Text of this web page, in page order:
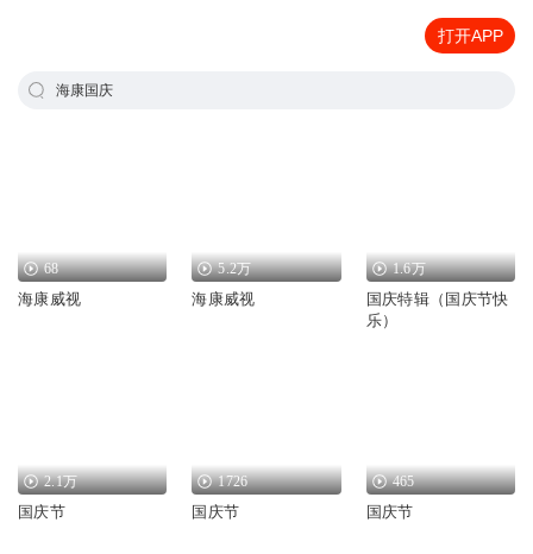
打开APP
海康国庆
68
海康威视
5.2万
海康威视
1.6万
国庆特辑（国庆节快
乐）
2.1万
国庆节
1726
国庆节
465
国庆节